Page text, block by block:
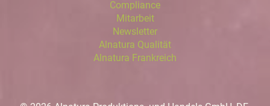
Compliance
Mitarbeit
Newsletter
Alnatura Qualität
Alnatura Frankreich